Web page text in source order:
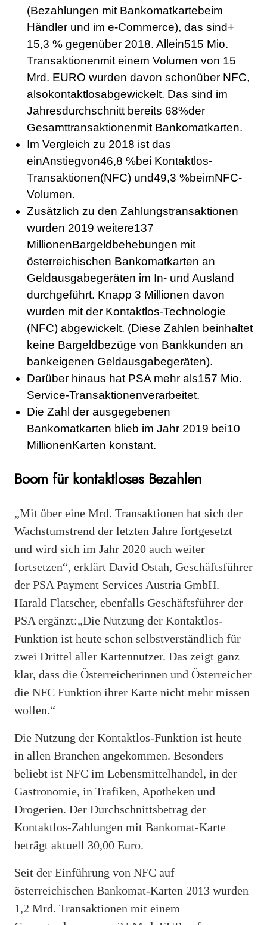
(Bezahlungen mit Bankomatkartebeim
Händler und im e-Commerce), das sind+
15,3 % gegenüber 2018. Allein515 Mio.
Transaktionenmit einem Volumen von 15
Mrd. EURO wurden davon schonüber NFC,
alsokontaktlosabgewickelt. Das sind im
Jahresdurchschnitt bereits 68%der
Gesamttransaktionenmit Bankomatkarten.
Im Vergleich zu 2018 ist das
einAnstiegvon46,8 %bei Kontaktlos-
Transaktionen(NFC) und49,3 %beimNFC-
Volumen.
Zusätzlich zu den Zahlungstransaktionen
wurden 2019 weitere137
MillionenBargeldbehebungen mit
österreichischen Bankomatkarten an
Geldausgabegeräten im In- und Ausland
durchgeführt. Knapp 3 Millionen davon
wurden mit der Kontaktlos-Technologie
(NFC) abgewickelt. (Diese Zahlen beinhaltet
keine Bargeldbezüge von Bankkunden an
bankeigenen Geldausgabegeräten).
Darüber hinaus hat PSA mehr als157 Mio.
Service-Transaktionenverarbeitet.
Die Zahl der ausgegebenen
Bankomatkarten blieb im Jahr 2019 bei10
MillionenKarten konstant.
Boom für kontaktloses Bezahlen
„Mit über eine Mrd. Transaktionen hat sich der
Wachstumstrend der letzten Jahre fortgesetzt
und wird sich im Jahr 2020 auch weiter
fortsetzen“, erklärt David Ostah, Geschäftsführer
der PSA Payment Services Austria GmbH.
Harald Flatscher, ebenfalls Geschäftsführer der
PSA ergänzt:„Die Nutzung der Kontaktlos-
Funktion ist heute schon selbstverständlich für
zwei Drittel aller Kartennutzer. Das zeigt ganz
klar, dass die Österreicherinnen und Österreicher
die NFC Funktion ihrer Karte nicht mehr missen
wollen.“
Die Nutzung der Kontaktlos-Funktion ist heute
in allen Branchen angekommen. Besonders
beliebt ist NFC im Lebensmittelhandel, in der
Gastronomie, in Trafiken, Apotheken und
Drogerien. Der Durchschnittsbetrag der
Kontaktlos-Zahlungen mit Bankomat-Karte
beträgt aktuell 30,00 Euro.
Seit der Einführung von NFC auf
österreichischen Bankomat-Karten 2013 wurden
1,2 Mrd. Transaktionen mit einem